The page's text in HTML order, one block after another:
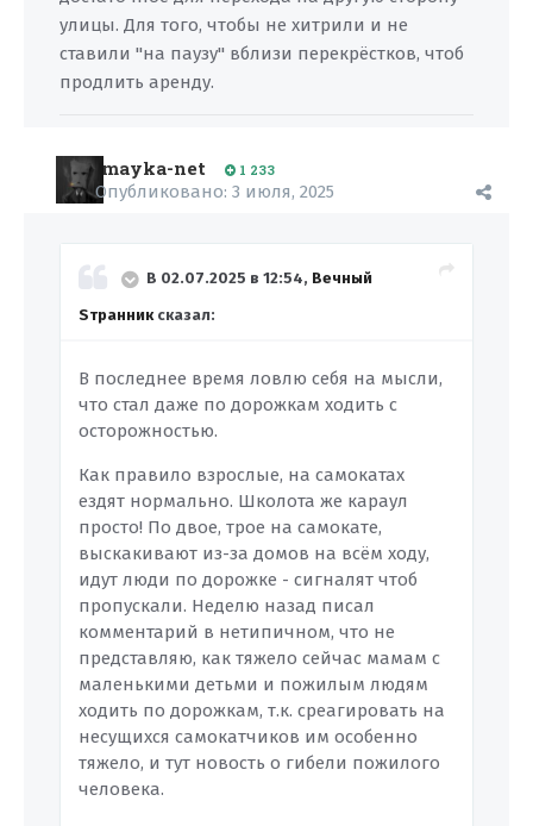
улицы. Для того, чтобы не хитрили и не
ставили "на паузу" вблизи перекрёстков, чтоб
продлить аренду.
mayka-net 1 233
Опубликовано: 3 июля, 2025
В 02.07.2025 в 12:54, Вечный
Sтранниксказал:
В последнее время ловлю себя на мысли,
что стал даже по дорожкам ходить с
осторожностью.
Как правило взрослые, на самокатах
ездят нормально. Школота же караул
просто! По двое, трое на самокате,
выскакивают из-за домов на всём ходу,
идут люди по дорожке - сигналят чтоб
пропускали. Неделю назад писал
комментарий в нетипичном, что не
представляю, как тяжело сейчас мамам с
маленькими детьми и пожилым людям
ходить по дорожкам, т.к. среагировать на
несущихся самокатчиков им особенно
тяжело, и тут новость о гибели пожилого
человека.